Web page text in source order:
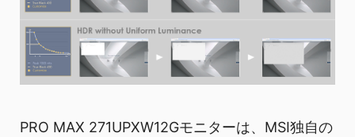
PRO MAX 271UPXW12Gモニターは、MSI独自の